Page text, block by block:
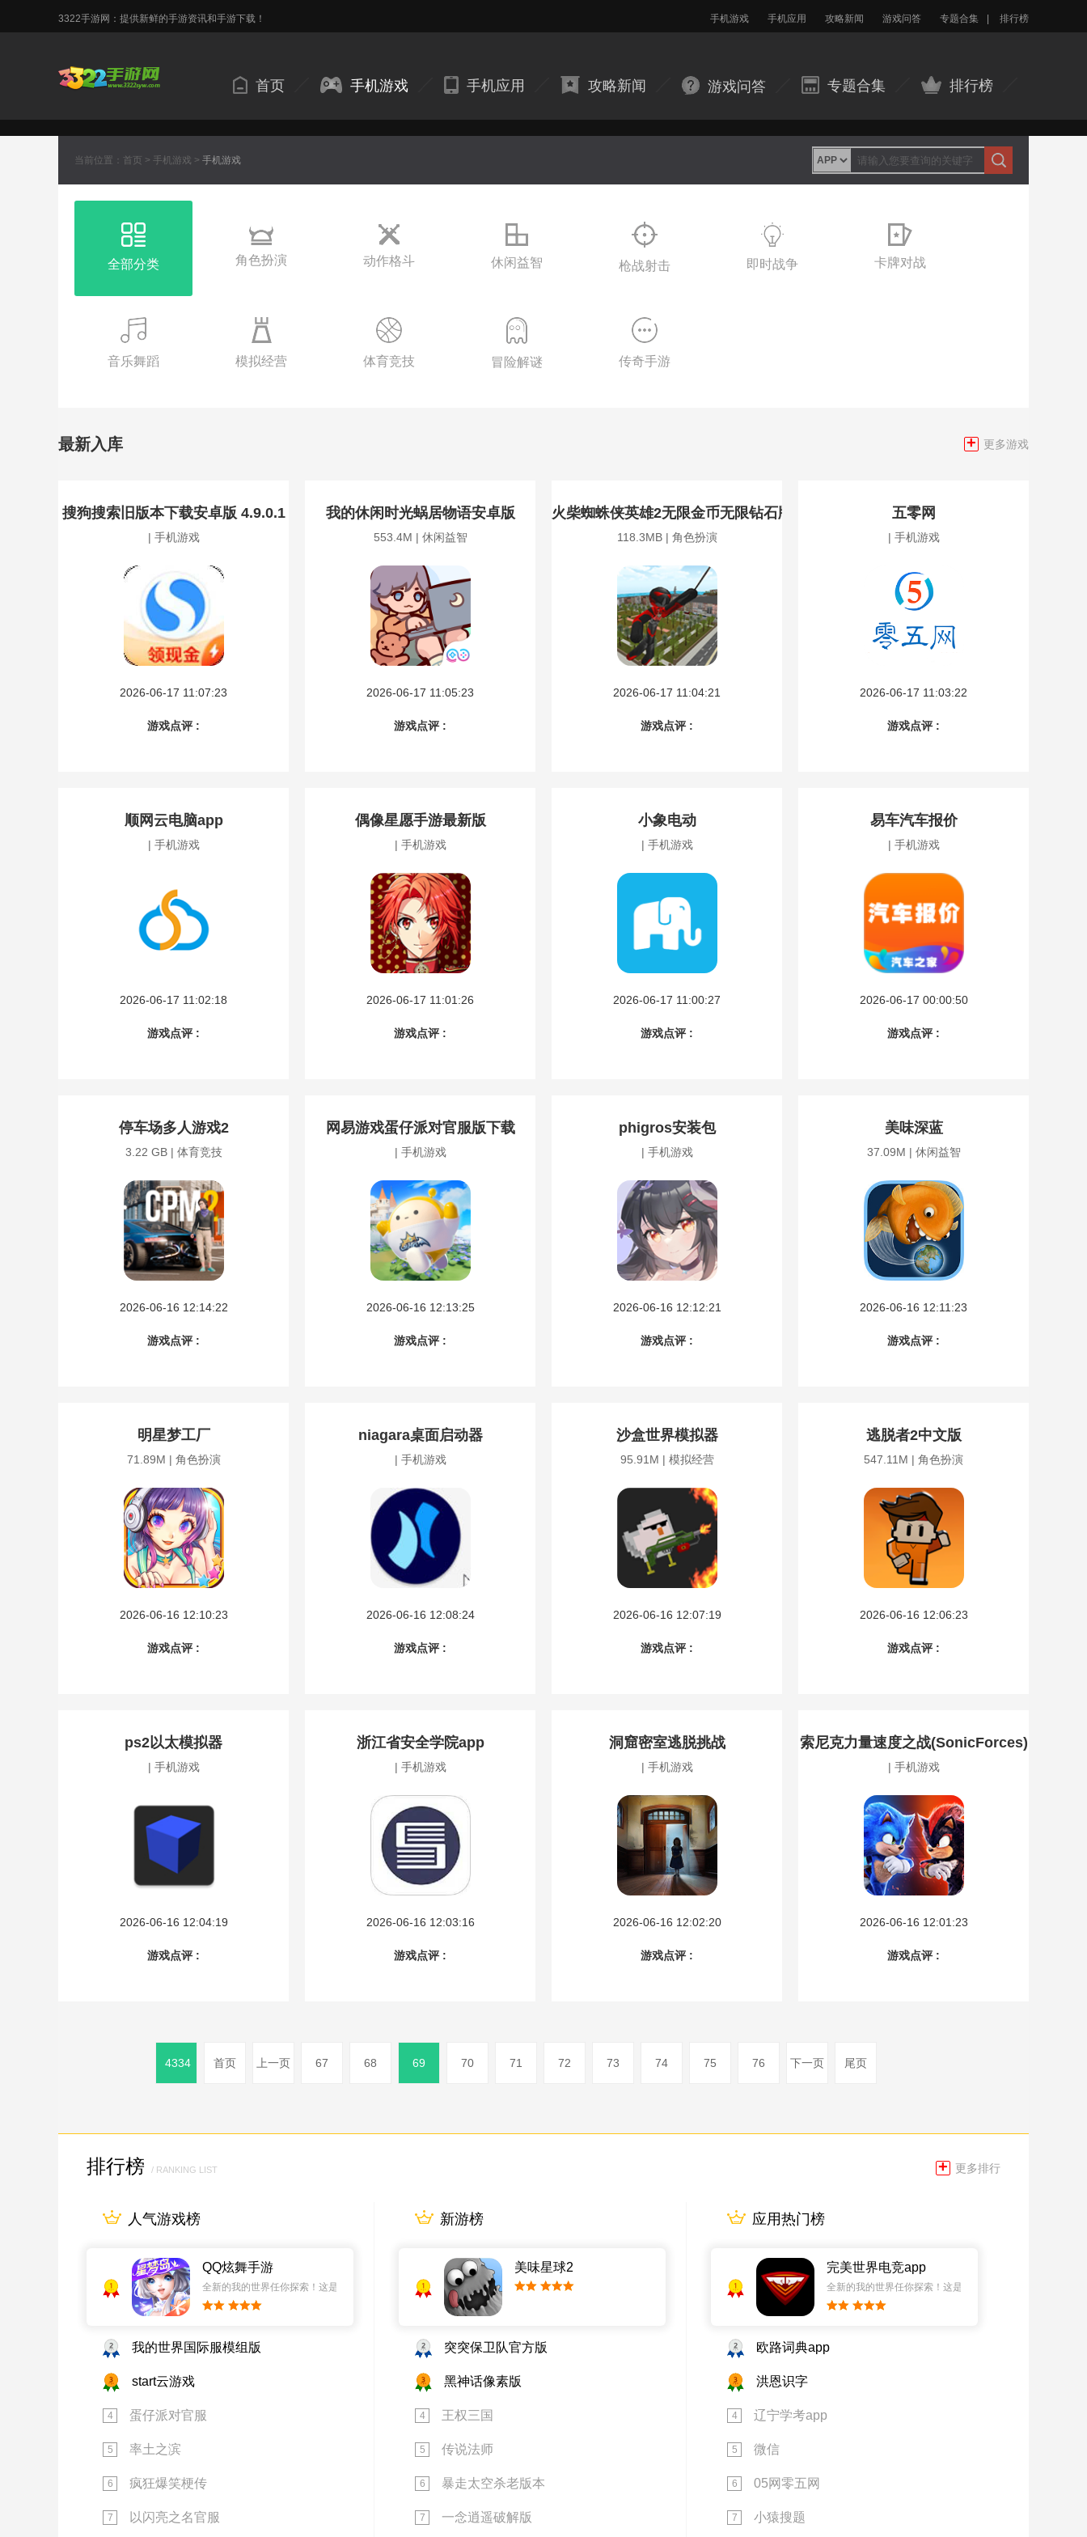
3322手游网：提供新鲜的手游资讯和手游下载！ 手机游戏 手机应用 攻略新闻 游戏问答 专题合集 排行榜
首页 手机游戏 手机应用 攻略新闻 游戏问答 专题合集 排行榜
当前位置： 首页 > 手机游戏 > 手机游戏
全部分类 角色扮演 动作格斗 休闲益智 枪战射击 即时战争 卡牌对战
音乐舞蹈 模拟经营 体育竞技 冒险解谜 传奇手游
最新入库 + 更多游戏
搜狗搜索旧版本下载安卓版 4.9.0.1
| 手机游戏
2026-06-17 11:07:23
游戏点评 :
我的休闲时光蜗居物语安卓版
553.4M | 休闲益智
2026-06-17 11:05:23
游戏点评 :
火柴蜘蛛侠英雄2无限金币无限钻石版
118.3MB | 角色扮演
2026-06-17 11:04:21
游戏点评 :
五零网
| 手机游戏
2026-06-17 11:03:22
游戏点评 :
顺网云电脑app
| 手机游戏
2026-06-17 11:02:18
游戏点评 :
偶像星愿手游最新版
| 手机游戏
2026-06-17 11:01:26
游戏点评 :
小象电动
| 手机游戏
2026-06-17 11:00:27
游戏点评 :
易车汽车报价
| 手机游戏
2026-06-17 00:00:50
游戏点评 :
停车场多人游戏2
3.22 GB | 体育竞技
2026-06-16 12:14:22
游戏点评 :
网易游戏蛋仔派对官服版下载
| 手机游戏
2026-06-16 12:13:25
游戏点评 :
phigros安装包
| 手机游戏
2026-06-16 12:12:21
游戏点评 :
美味深蓝
37.09M | 休闲益智
2026-06-16 12:11:23
游戏点评 :
明星梦工厂
71.89M | 角色扮演
2026-06-16 12:10:23
游戏点评 :
niagara桌面启动器
| 手机游戏
2026-06-16 12:08:24
游戏点评 :
沙盒世界模拟器
95.91M | 模拟经营
2026-06-16 12:07:19
游戏点评 :
逃脱者2中文版
547.11M | 角色扮演
2026-06-16 12:06:23
游戏点评 :
ps2以太模拟器
| 手机游戏
2026-06-16 12:04:19
游戏点评 :
浙江省安全学院app
| 手机游戏
2026-06-16 12:03:16
游戏点评 :
洞窟密室逃脱挑战
| 手机游戏
2026-06-16 12:02:20
游戏点评 :
索尼克力量速度之战(SonicForces)
| 手机游戏
2026-06-16 12:01:23
游戏点评 :
4334 首页 上一页 67 68 69 70 71 72 73 74 75 76 下一页 尾页
排行榜 / RANKING LIST + 更多排行
人气游戏榜
1
QQ炫舞手游
全新的我的世界任你探索！这是一个小提示字段。
2 我的世界国际服模组版
3 start云游戏
4 蛋仔派对官服
5 率土之滨
6 疯狂爆笑梗传
7 以闪亮之名官服
新游榜
1
美味星球2
2 突突保卫队官方版
3 黑神话像素版
4 王权三国
5 传说法师
6 暴走太空杀老版本
7 一念逍遥破解版
应用热门榜
1
完美世界电竞app
全新的我的世界任你探索！这是一个小提示字段。
2 欧路词典app
3 洪恩识字
4 辽宁学考app
5 微信
6 05网零五网
7 小猿搜题